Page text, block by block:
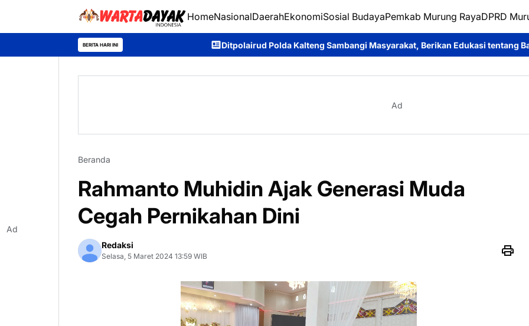
HomeNasionalDaerahEkonomiSosial BudayaPemkab Murung RayaDPRD
BERITA HARI INI Ditpolairud Polda Kalteng Sambangi Masyarakat, Berikan Edukasi tentang Bahaya Terorisme dan
Ad
Beranda
Rahmanto Muhidin Ajak Generasi Muda
Cegah Pernikahan Dini
Redaksi
Selasa, 5 Maret 2024 13:59 WIB
Ad